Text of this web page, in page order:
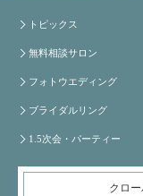
トピックス
無料相談サロン
フォトウエディング
ブライダルリング
1.5次会・パーティー
クロ